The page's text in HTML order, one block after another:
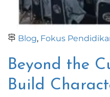
Blog, Fokus
Beyond the
Build